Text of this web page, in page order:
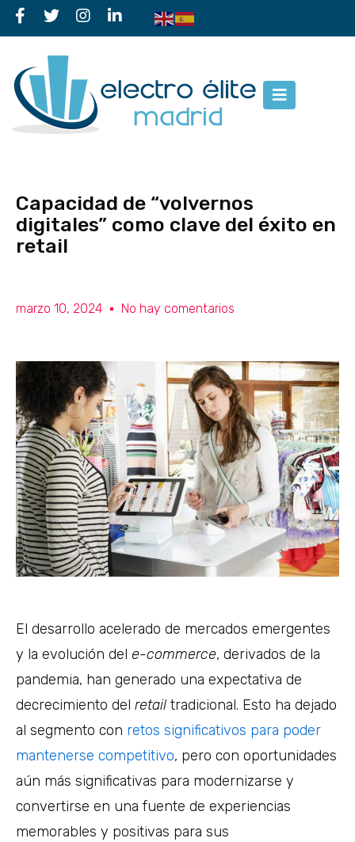
Capacidad de “volvernos
digitales” como clave del éxito en
retail
marzo 10, 2024 No hay comentarios
El desarrollo acelerado de mercados emergentes
y la evolución del e-commerce, derivados de la
pandemia, han generado una expectativa de
decrecimiento del retail tradicional. Esto ha dejado
al segmento con retos significativos para poder
mantenerse competitivo, pero con oportunidades
aún más significativas para modernizarse y
convertirse en una fuente de experiencias
memorables y positivas para sus